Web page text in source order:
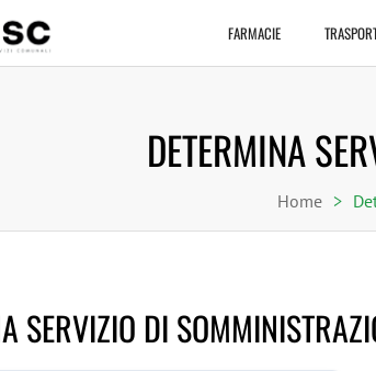
FARMACIE
DETERMINA
Home >
SERVIZIO DI